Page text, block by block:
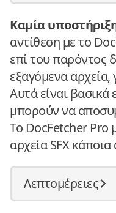
Καμία
αντίθεση με το
επί του παρόντος
εξαγόμενα αρχεία,
Αυτά είναι βασικά
μπορούν να
Το DocFetcher Pro
αρχεία SFX
Λεπτομέρειες